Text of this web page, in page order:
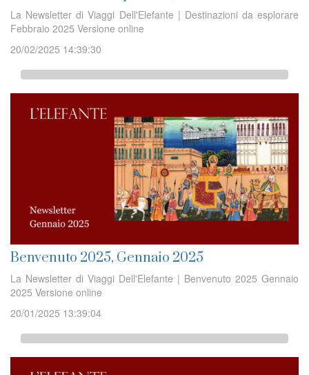
La Newsletter di Viaggi Dell'Elefante | Destinazioni da esplorare
Febbraio 2025 Versione online
20/02/2025 14:39:30
Benvenuto 2025, Gennaio 2025
La Newsletter di Viaggi Dell'Elefante | Benvenuto 2025 Gennaio
2025 Versione online
20/01/2025 13:39:04